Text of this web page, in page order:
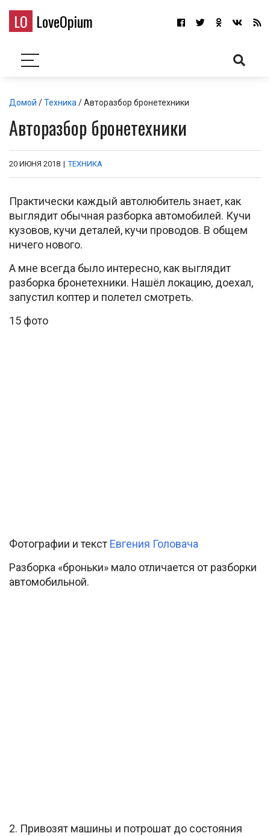
LO LoveOpium
Домой /Техника / Авторазбор бронетехники
Авторазбор бронетехники
20 ИЮНЯ 2018 | ТЕХНИКА
Практически каждый автолюбитель знает, как
выглядит обычная разборка автомобилей. Кучи
кузовов, кучи деталей, кучи проводов. В общем
ничего нового.
А мне всегда было интересно, как выглядит
разборка бронетехники. Нашёл локацию, доехал,
запустил коптер и полетел смотреть.
15 фото
Фотографии и текст Евгения Головача
Разборка «броньки» мало отличается от разборки
автомобильной.
2. Привозят машины и потрошат до состояния